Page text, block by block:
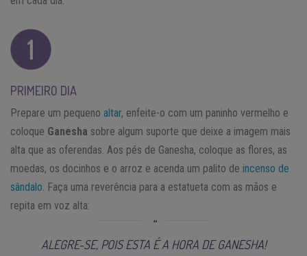
PRIMEIRO DIA
Prepare um pequeno altar, enfeite-o com um paninho vermelho e
coloque Ganesha sobre algum suporte que deixe a imagem mais
alta que as oferendas. Aos pés de Ganesha, coloque as flores, as
moedas, os docinhos e o arroz e acenda um palito de incenso de
sândalo . Faça uma reverência para a estatueta com as mãos e
repita em voz alta:
ALEGRE-SE, POIS ESTA É A HORA DE GANESHA!